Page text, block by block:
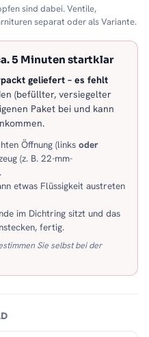
sind dabei. Ventile,
separat oder als Variante.
5 Minuten startklar
geliefert – es fehlt
(befüllter, versiegelter
Paket bei und kann
Öffnung (links oder
(z. B. 22-mm-
etwas Flüssigkeit austreten
im Dichtring sitzt und das
fertig.
Sie selbst bei der